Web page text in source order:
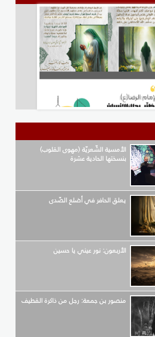
الأمسية الشّعريّة (مهوى القلوب)
بنسختها الحادية عشرة
يعلق الحافر في أضلع الصّدى
الأربعون: نور عيني يا حسين
منصور بن جمعة: رجل من ذاكرة القطيف